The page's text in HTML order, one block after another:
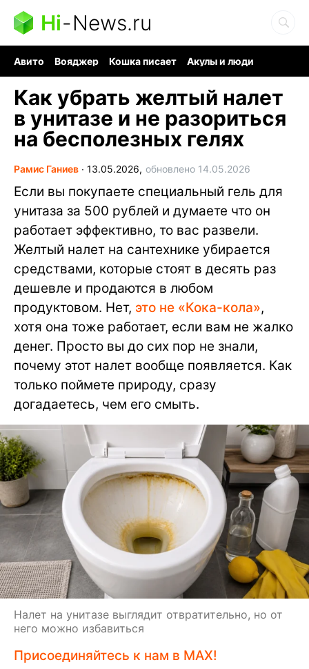
Hi-News.ru
Авито Вояджер Кошка писает
Акулы и люди
Как убрать желтый налет
в унитазе и не разориться
на бесполезных гелях
Рамис Ганиев ∙ 13.05.2026, обновлено 14.05.2026
Если вы покупаете специальный гель для
унитаза за 500 рублей и думаете что он
работает эффективно, то вас развели.
Желтый налет на сантехнике убирается
средствами, которые стоят в десять раз
дешевле и продаются в любом
продуктовом. Нет, это не «Кока-кола»,
хотя она тоже работает, если вам не жалко
денег. Просто вы до сих пор не знали,
почему этот налет вообще появляется. Как
только поймете природу, сразу
догадаетесь, чем его смыть.
Налет на унитазе выглядит отвратительно, но от
него можно избавиться
Присоединяйтесь к нам в MAX!